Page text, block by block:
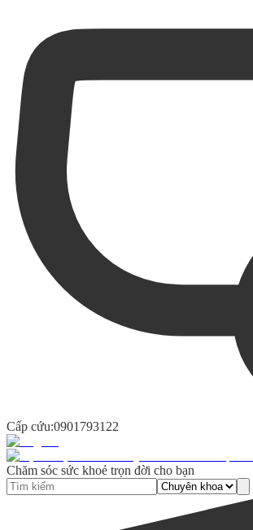
Cấp cứu:0901793122
Chăm sóc sức khoẻ trọn đời cho bạn